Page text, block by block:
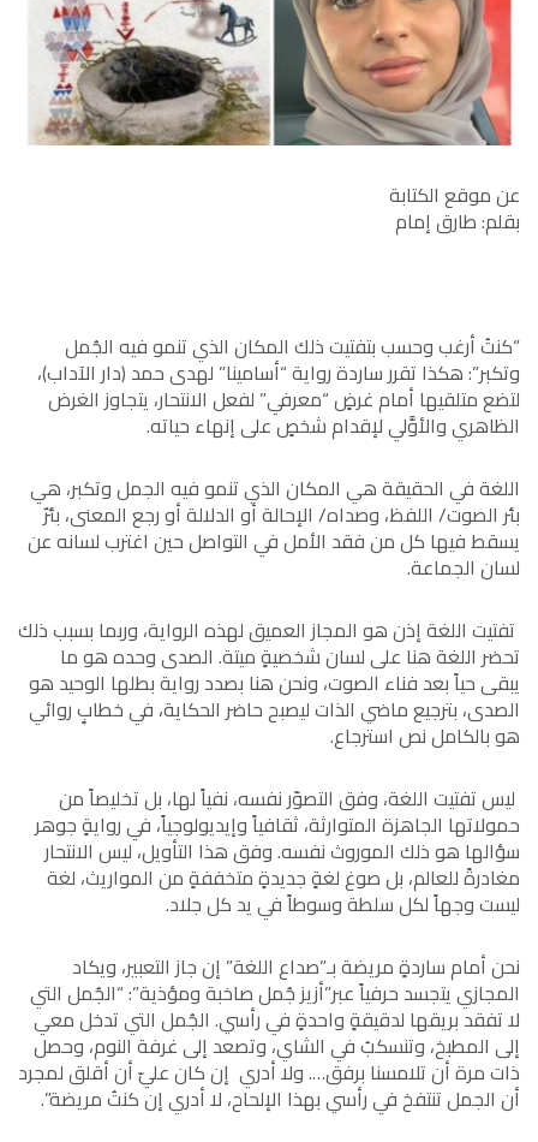
عن موقع الكتابة
بقلم: طارق إمام
“كنتُ أرغب وحسب بتفتيت ذلك المكان الذي تنمو فيه الجُمل
وتكبر”: هكذا تقرر ساردة رواية “أسامينا” لهدى حمد (دار الآداب)،
لتضع متلقيها أمام غرضٍ “معرفي” لفعل الانتحار، يتجاوز الغرض
الظاهري والأوَّلي لإقدام شخصٍ على إنهاء حياته.
اللغة في الحقيقة هي المكان الذي تنمو فيه الجمل وتكبر، هي
بئر الصوت/ اللفظ، وصداه/ الإحالة أو الدلالة أو رجع المعنى، بئرٌ
يسقط فيها كل من فقد الأمل في التواصل حين اغترب لسانه عن
لسان الجماعة.
تفتيت اللغة إذن هو المجاز العميق لهذه الرواية، وربما بسبب ذلك
تحضر اللغة هنا على لسان شخصيةٍ ميتة. الصدى وحده هو ما
يبقى حياً بعد فناء الصوت، ونحن هنا بصدد رواية بطلها الوحيد هو
الصدى، بترجيع ماضي الذات ليصبح حاضر الحكاية، في خطابٍ روائي
هو بالكامل نص استرجاع.
ليس تفتيت اللغة، وفق التصوّر نفسه، نفياً لها، بل تخليصاً من
حمولاتها الجاهزة المتوارثة، ثقافياً وإيديولوجياً، في روايةٍ جوهر
سؤالها هو ذلك الموروث نفسه. وفق هذا التأويل، ليس الانتحار
مغادرةً للعالم، بل صوغ لغةٍ جديدةٍ متخففةٍ من المواريث، لغة
ليست وجهاً لكل سلطة وسوطاً في يد كل جلاد.
نحن أمام ساردةٍ مريضة بـ”صداع اللغة” إن جاز التعبير، ويكاد
المجازي يتجسد حرفياً عبر”أزيز جُمل صاخبة ومؤذية”: “الجُمل التي
لا تفقد بريقها لدقيقةٍ واحدةٍ في رأسي. الجُمل التي تدخل معي
إلى المطبخ، وتنسكبُ في الشاي، وتصعد إلى غرفة النوم، وحصل
ذات مرة أن تلامسنا برفق…. ولا أدري إن كان عليّ أن أقلق لمجرد
أن الجمل تنتفخ في رأسي بهذا الإلحاح، لا أدري إن كنتُ مريضة”.